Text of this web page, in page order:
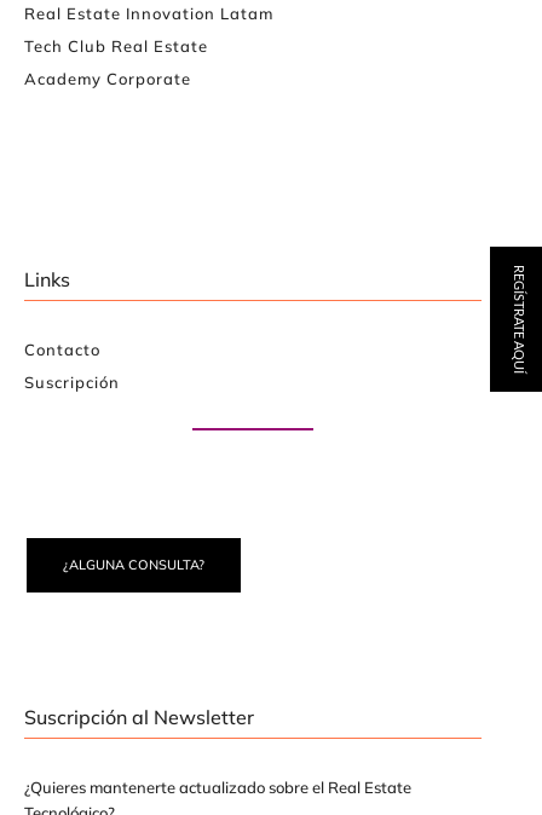
Real Estate Innovation Latam
Tech Club Real Estate
Academy Corporate
Links
Contacto
Suscripción
¿ALGUNA CONSULTA?
Suscripción al Newsletter
¿Quieres mantenerte actualizado sobre el Real Estate
REGÍSTRATE AQUÍ